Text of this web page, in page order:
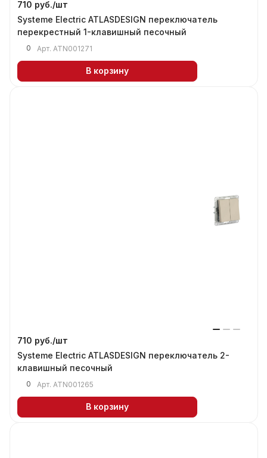
710 руб./шт
Systeme Electric ATLASDESIGN переключатель
перекрестный 1-клавишный песочный
0 Арт. ATN001271
В корзину
710 руб./шт
Systeme Electric ATLASDESIGN переключатель 2-
клавишный песочный
0 Арт. ATN001265
В корзину